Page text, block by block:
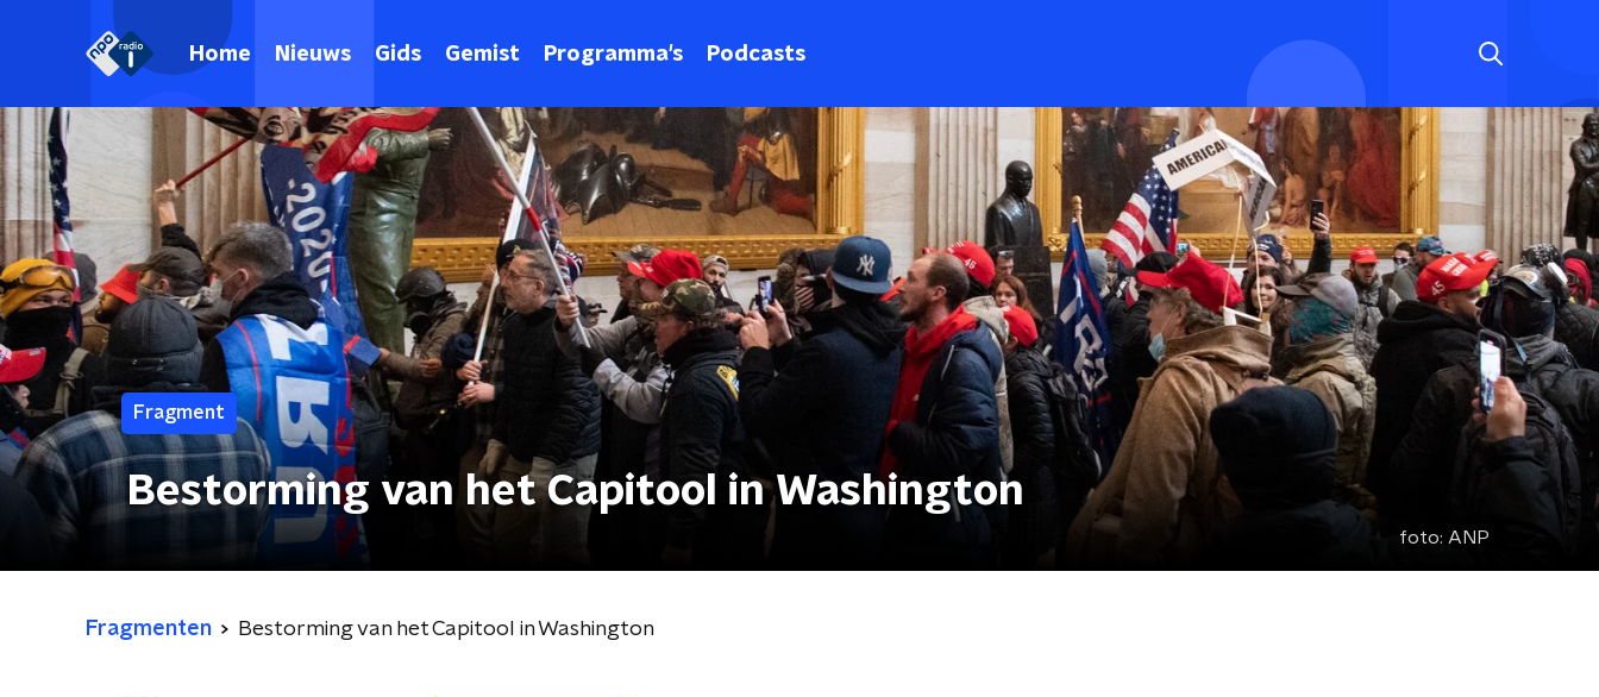
Home Nieuws Gids Gemist Programma's Podcasts
Fragment
Bestorming van het Capitool in Washington
foto: ANP
Fragmenten Bestorming van het Capitool in Washington